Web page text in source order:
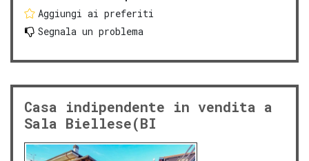
Aggiungi ai preferiti
Segnala un problema
Casa indipendente in vendita a
Sala Biellese(BI